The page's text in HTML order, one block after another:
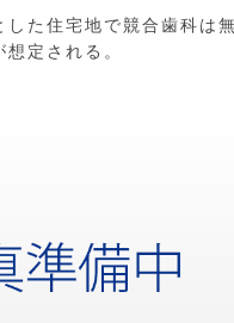
した住宅地で競合歯科は
定される。